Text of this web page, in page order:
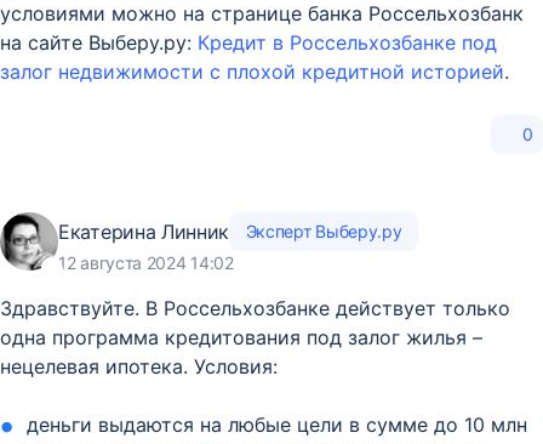
условиями можно на странице банка Россельхозбанк
на сайте Выберу.ру: Кредит в Россельхозбанке под
залог недвижимости с плохой кредитной историей.
0
Екатерина Линник
Эксперт Выберу.ру
12 августа 2024 14:02
Здравствуйте. В Россельхозбанке действует только
одна программа кредитования под залог жилья –
нецелевая ипотека. Условия:
деньги выдаются на любые цели в сумме до 10 млн